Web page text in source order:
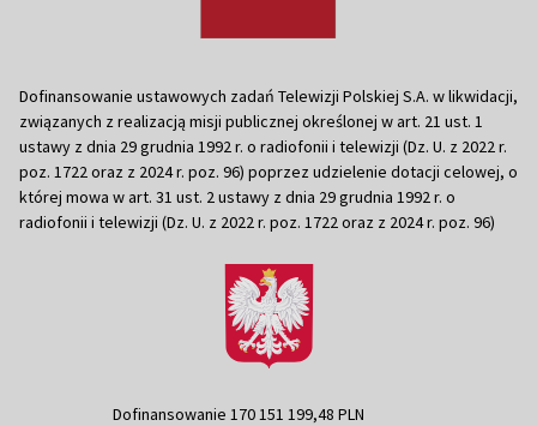
Dofinansowanie ustawowych zadań Telewizji Polskiej S.A. w likwidacji,
związanych z realizacją misji publicznej określonej w art. 21 ust. 1
ustawy z dnia 29 grudnia 1992 r. o radiofonii i telewizji (Dz. U. z 2022 r.
poz. 1722 oraz z 2024 r. poz. 96) poprzez udzielenie dotacji celowej, o
której mowa w art. 31 ust. 2 ustawy z dnia 29 grudnia 1992 r. o
radiofonii i telewizji (Dz. U. z 2022 r. poz. 1722 oraz z 2024 r. poz. 96)
Dofinansowanie 170 151 199,48 PLN